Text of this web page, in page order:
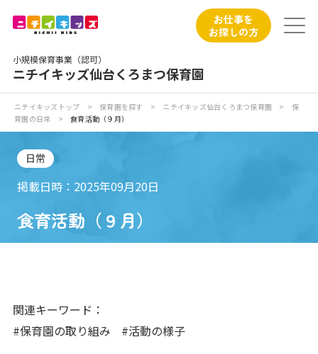
小規模保育事業（認可）
ニチイキッズ仙台くろまつ保育園
お仕事を
お探しの方
ニチイが大切にしていること
お食事
入園の概要
写真販売サービス
ニチイキッズトップ > 保育園を探す > ニチイキッズ仙台くろまつ保育園 >
保
育園の日常
> 食育活動（９月）
日常
掲載日時：2025年09月20日
食育活動（９月）
関連キーワード：
#保育園の取り組み
#活動の様子